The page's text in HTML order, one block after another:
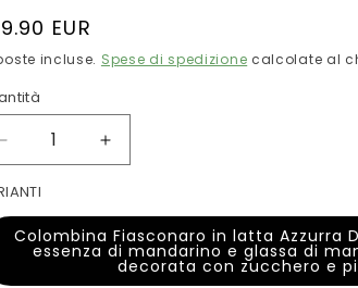
EUR
incluse. Spese di spedizione calcolate al
Diminuisci
quantità
per
Colombina
Fiasconaro
Aumenta
quantità
Colombina
Fiasconaro
in
Colombina Fiasconaro in latta Azzurra
essenza di mandarino e glassa di
decorata con zucchero e